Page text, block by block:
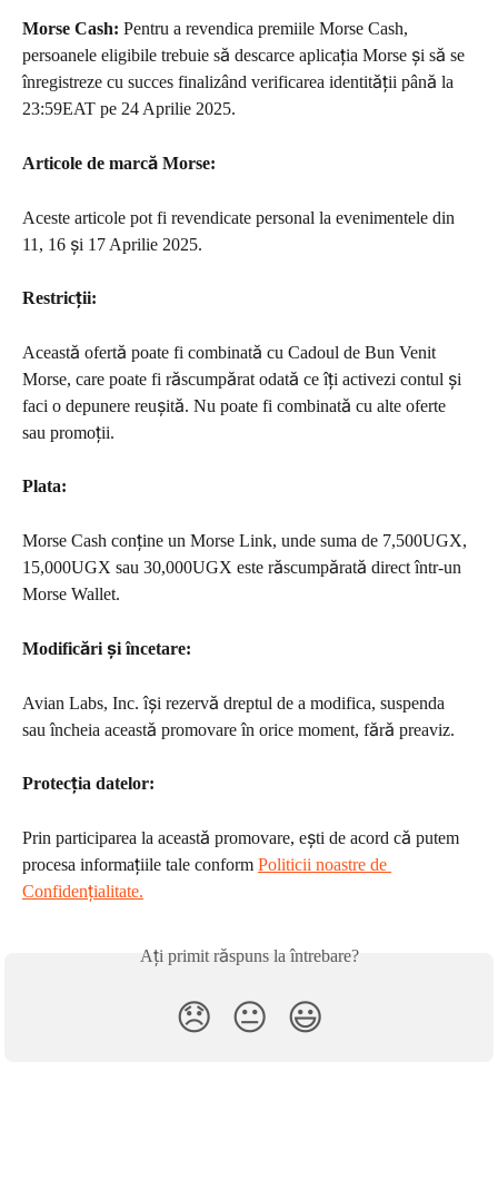
Morse Cash: Pentru a revendica premiile Morse Cash,
persoanele eligibile trebuie să descarce aplicația Morse și să se
înregistreze cu succes finalizând verificarea identității până la
23:59EAT pe 24 Aprilie 2025.
Articole de marcă Morse:
Aceste articole pot fi revendicate personal la evenimentele din
11, 16 și 17 Aprilie 2025.
Restricții:
Această ofertă poate fi combinată cu Cadoul de Bun Venit
Morse, care poate fi răscumpărat odată ce îți activezi contul și
faci o depunere reușită. Nu poate fi combinată cu alte oferte
sau promoții.
Plata:
Morse Cash conține un Morse Link, unde suma de 7,500UGX,
15,000UGX sau 30,000UGX este răscumpărată direct într-un
Morse Wallet.
Modificări și încetare:
Avian Labs, Inc. își rezervă dreptul de a modifica, suspenda
sau încheia această promovare în orice moment, fără preaviz.
Protecția datelor:
Prin participarea la această promovare, ești de acord că putem
procesa informațiile tale conform Politicii noastre de
Confidențialitate.
Ați primit răspuns la întrebare?
😞 😐 😃